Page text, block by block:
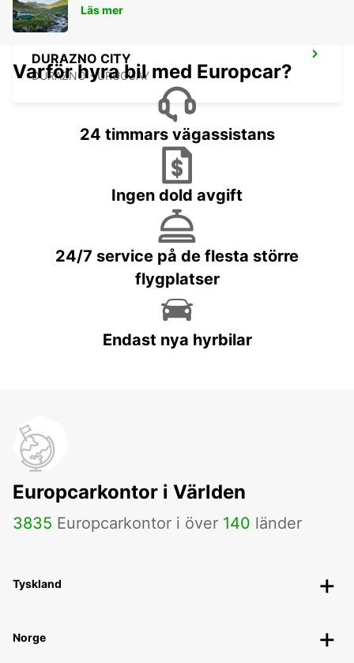
DURAZNO CITY
DURAZNO - URUGUAY
Läs mer
Varför hyra bil med Europcar?
24 timmars vägassistans
Ingen dold avgift
24/7 service på de flesta större
flygplatser
Endast nya hyrbilar
Europcarkontor i Världen
3835 Europcarkontor i över 140 länder
Tyskland
Norge